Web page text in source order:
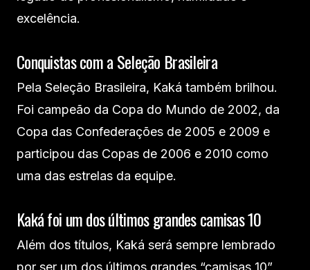
excelência.
Conquistas com a Seleção Brasileira
Pela Seleção Brasileira, Kaká também brilhou.
Foi campeão da Copa do Mundo de 2002, da
Copa das Confederações de 2005 e 2009 e
participou das Copas de 2006 e 2010 como
uma das estrelas da equipe.
Kaká foi um dos últimos grandes camisas 10
Além dos títulos, Kaká será sempre lembrado
por ser um dos últimos grandes “camisas 10”